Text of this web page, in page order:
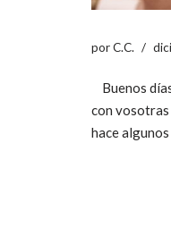
porC.C.
Buenos
con
hace